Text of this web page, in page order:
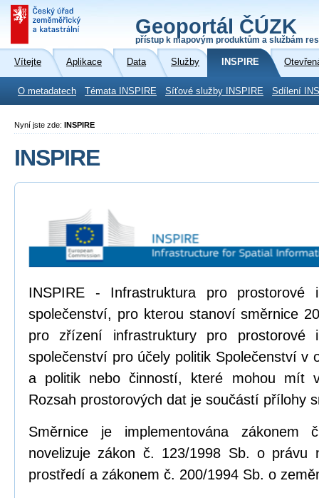
Geoportál ČÚZK
přístup k mapovým produktům a službám
Vítejte Aplikace Data Služby INSPIRE
O metadatech Témata INSPIRE Síťové služby INSPIRE Sdílení
Nyní jste zde: INSPIRE
INSPIRE
INSPIRE - Infrastruktura pro prostorové
společenství, pro kterou stanoví směrnice
pro zřízení infrastruktury pro prostorové
společenství pro účely politik Společenství v
a politik nebo činností, které mohou mít
Rozsah prostorových dat je součástí přílohy
Směrnice je implementována
novelizuje zákon č. 123/1998 Sb. o právu
prostředí a zákonem č. 200/1994 Sb. o